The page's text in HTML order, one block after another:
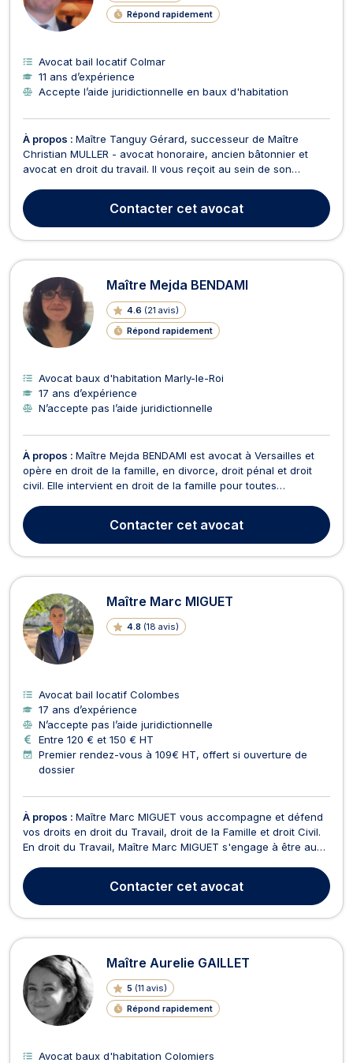
Répond rapidement
Avocat bail locatif Colmar
11 ans d’expérience
Accepte l’aide juridictionnelle en baux d'habitation
À propos : Maître Tanguy Gérard, successeur de Maître
Christian MULLER - avocat honoraire, ancien bâtonnier et
avocat en droit du travail. Il vous reçoit au sein de son
droit du travail, il intervient aussi bien pour les particuliers
que pour les entreprises, qu'il conseille et...
Contacter cet avocat
Maître Mejda BENDAMI
4.6 (21 avis)
Répond rapidement
Avocat baux d'habitation Marly-le-Roi
17 ans d’expérience
N’accepte pas l’aide juridictionnelle
À propos : Maître Mejda BENDAMI est avocat à Versailles et
opère en droit de la famille, en divorce, droit pénal et droit
civil. Elle intervient en droit de la famille pour toutes
aux pensions alimentaires, au choix de la résidence des
enfants, PACS, tutelle, séparation, à la...
Contacter cet avocat
Maître Marc MIGUET
4.8 (18 avis)
Avocat bail locatif Colombes
17 ans d’expérience
N’accepte pas l’aide juridictionnelle
Entre 120 € et 150 € HT
Premier rendez-vous à 109€ HT, offert si ouverture de
dossier
À propos : Maître Marc MIGUET vous accompagne et défend
vos droits en droit du Travail, droit de la Famille et droit Civil.
En droit du Travail, Maître Marc MIGUET s'engage à être au
de travail, lors de sa négociation, en cours d'exécution ou
lors de sa rupture notamment en c...
Contacter cet avocat
Maître Aurelie GAILLET
5 (11 avis)
Répond rapidement
Avocat baux d'habitation Colomiers